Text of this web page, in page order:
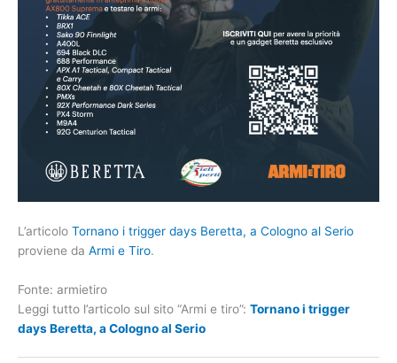
L’articolo Tornano i trigger days Beretta, a Cologno al Serio
proviene da Armi e Tiro.
Fonte: armietiro
Leggi tutto l’articolo sul sito “Armi e tiro”: Tornano i trigger
days Beretta, a Cologno al Serio